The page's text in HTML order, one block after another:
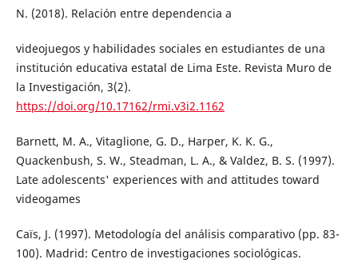
N. (2018). Relación entre dependencia a
videojuegos y habilidades sociales en estudiantes de una
institución educativa estatal de Lima Este. Revista Muro de
la Investigación, 3(2).
https://doi.org/10.17162/rmi.v3i2.1162
Barnett, M. A., Vitaglione, G. D., Harper, K. K. G.,
Quackenbush, S. W., Steadman, L. A., & Valdez, B. S. (1997).
Late adolescents' experiences with and attitudes toward
videogames
Caïs, J. (1997). Metodología del análisis comparativo (pp. 83-
100). Madrid: Centro de investigaciones sociológicas.